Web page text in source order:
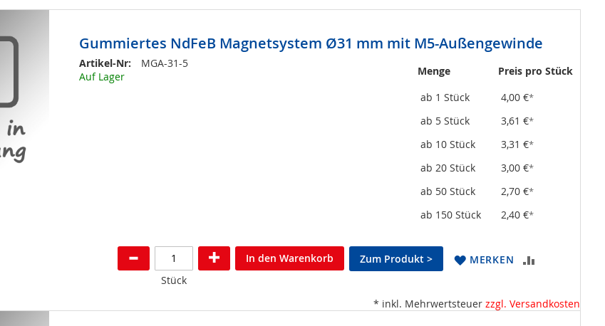
Gummiertes NdFeB Magnetsystem Ø31 mm mit M5-Außengewinde
Artikel-Nr:
MGA-31-5
Auf Lager
Menge
Preis pro Stück
ab 1 Stück
4,00 €*
ab 5 Stück 3,61 €*
ab 10 Stück 3,31 €*
ab 20 Stück 3,00 €*
ab 50 Stück 2,70 €*
ab 150 Stück 2,40 €*
Stück
In den Warenkorb Zum Produkt > MERKEN
HINZUFÜGEN
* inkl. Mehrwertsteuer zzgl. Versandkosten